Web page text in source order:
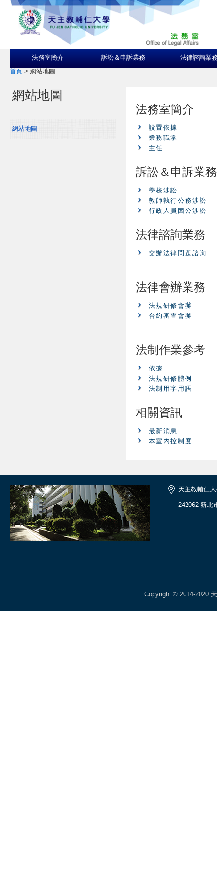
法務室簡介 訴訟＆申訴業務 法律諮詢業
首頁 > 網站地圖
網站地圖
網站地圖
法務室簡介
設置依據
業務職掌
主任
訴訟＆申訴業務
學校涉訟
教師執行公務涉訟
行政人員因公涉訟
法律諮詢業務
交辦法律問題諮詢
法律會辦業務
法規研修會辦
合約審查會辦
法制作業參考
依據
法規研修體例
法制用字用語
相關資訊
最新消息
本室內控制度
天主教輔仁
242062 新北
Copyright © 2014-2020